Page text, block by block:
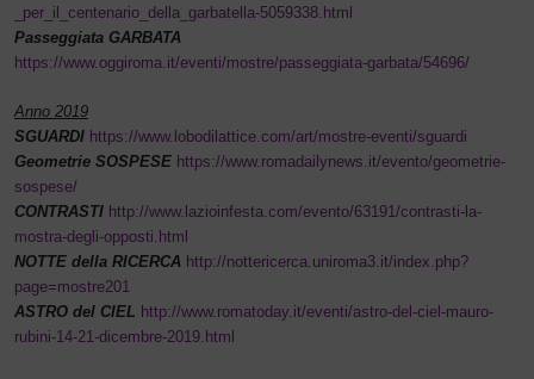
_per_il_centenario_della_garbatella-5059338.html
Passeggiata GARBATA
https://www.oggiroma.it/eventi/mostre/passeggiata-garbata/54696/
Anno 2019
SGUARDI https://www.lobodilattice.com/art/mostre-eventi/sguardi
Geometrie SOSPESE https://www.romadailynews.it/evento/geometrie-
sospese/
CONTRASTI http://www.lazioinfesta.com/evento/63191/contrasti-la-
mostra-degli-opposti.html
NOTTE della RICERCA http://nottericerca.uniroma3.it/index.php?
page=mostre201
ASTRO del CIEL http://www.romatoday.it/eventi/astro-del-ciel-mauro-
rubini-14-21-dicembre-2019.html